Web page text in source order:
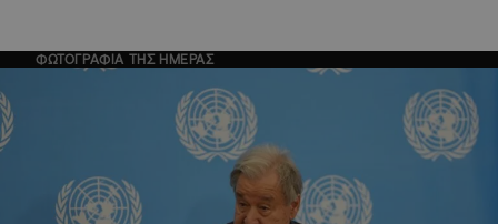
ΦΩΤΟΓΡΑΦΙΑ ΤΗΣ ΗΜΕΡΑΣ